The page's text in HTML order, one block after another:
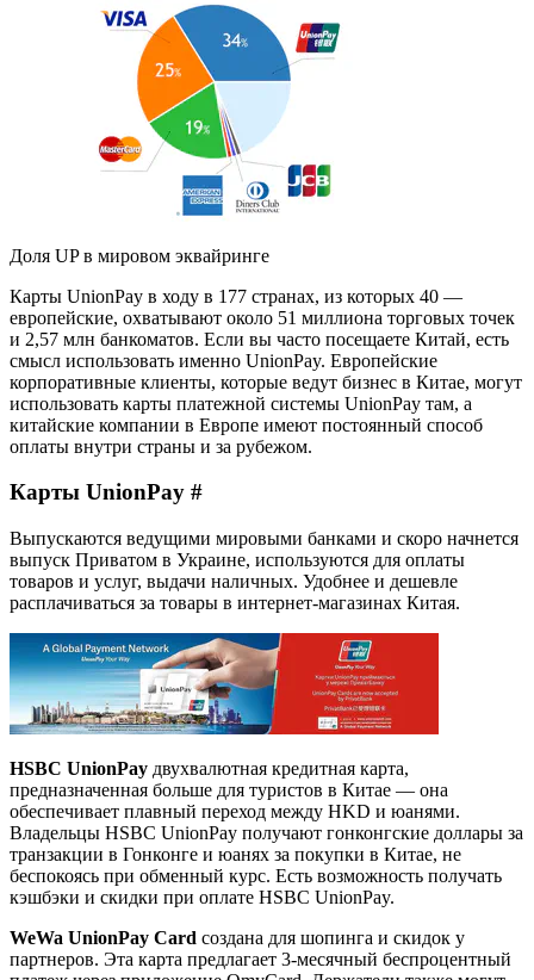
Доля UP в мировом эквайринге
Карты UnionPay в ходу в 177 странах, из которых 40 —
европейские, охватывают около 51 миллиона торговых точек
и 2,57 млн банкоматов. Если вы часто посещаете Китай, есть
смысл использовать именно UnionPay. Европейские
корпоративные клиенты, которые ведут бизнес в Китае, могут
использовать карты платежной системы UnionPay там, а
китайские компании в Европе имеют постоянный способ
оплаты внутри страны и за рубежом.
Карты UnionPay #
Выпускаются ведущими мировыми банками и скоро начнется
выпуск Приватом в Украине, используются для оплаты
товаров и услуг, выдачи наличных. Удобнее и дешевле
расплачиваться за товары в интернет-магазинах Китая.
HSBC UnionPay двухвалютная кредитная карта,
предназначенная больше для туристов в Китае — она
обеспечивает плавный переход между HKD и юанями.
Владельцы HSBC UnionPay получают гонконгские доллары за
транзакции в Гонконге и юанях за покупки в Китае, не
беспокоясь при обменный курс. Есть возможность получать
кэшбэки и скидки при оплате HSBC UnionPay.
WeWa UnionPay Card создана для шопинга и скидок у
партнеров. Эта карта предлагает 3-месячный беспроцентный